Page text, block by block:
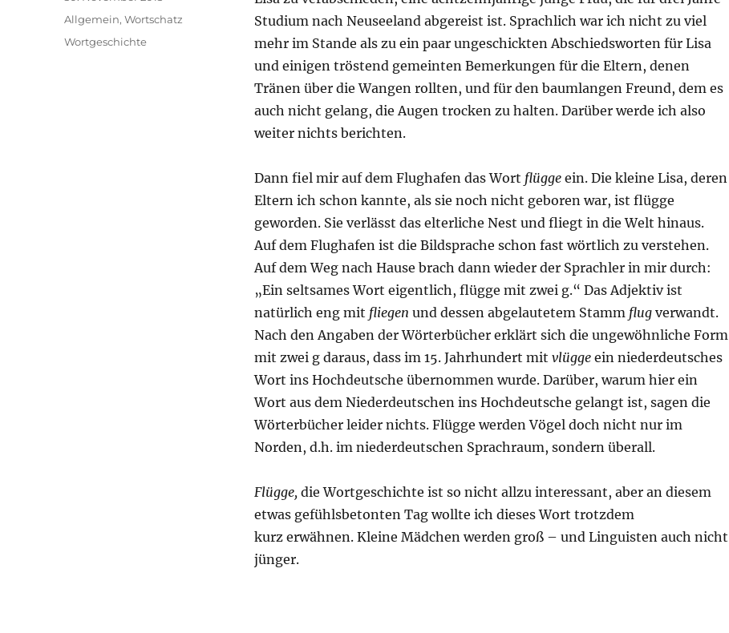
Studium nach Neuseeland abgereist ist. Sprachlich war ich nicht zu viel
mehr im Stande als zu ein paar ungeschickten Abschiedsworten für Lisa
und einigen tröstend gemeinten Bemerkungen für die Eltern, denen
Tränen über die Wangen rollten, und für den baumlangen Freund, dem es
auch nicht gelang, die Augen trocken zu halten. Darüber werde ich also
weiter nichts berichten.
Dann fiel mir auf dem Flughafen das Wort flüggeein. Die kleine Lisa, deren
Eltern ich schon kannte, als sie noch nicht geboren war, ist flügge
geworden. Sie verlässt das elterliche Nest und fliegt in die Welt hinaus.
Auf dem Flughafen ist die Bildsprache schon fast wörtlich zu verstehen.
Auf dem Weg nach Hause brach dann wieder der Sprachler in mir durch:
„Ein seltsames Wort eigentlich, flügge mit zwei g.“ Das Adjektiv ist
natürlich eng mit fliegen und dessen abgelautetem Stamm flugverwandt.
Nach den Angaben der Wörterbücher erklärt sich die ungewöhnliche Form
mit zwei g daraus, dass im 15. Jahrhundert mit vlüggeein niederdeutsches
Wort ins Hochdeutsche übernommen wurde. Darüber, warum hier ein
Wort aus dem Niederdeutschen ins Hochdeutsche gelangt ist, sagen die
Wörterbücher leider nichts. Flügge werden Vögel doch nicht nur im
Norden, d.h. im niederdeutschen Sprachraum, sondern überall.
Flügge, die Wortgeschichte ist so nicht allzu interessant, aber an diesem
etwas gefühlsbetonten Tag wollte ich dieses Wort trotzdem
kurz erwähnen. Kleine Mädchen werden groß – und Linguisten auch nicht
jünger.
am
Kategorien
Allgemein,Wortschatz
Schlagwörter
Wortgeschichte